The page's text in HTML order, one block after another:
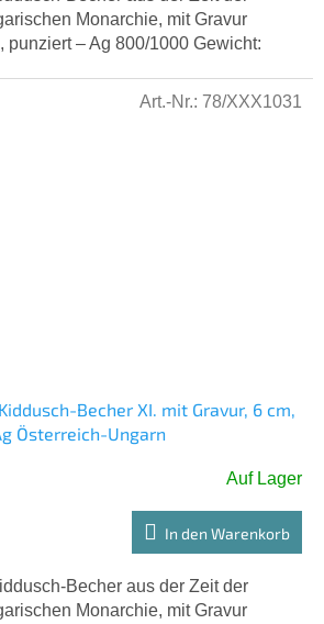
Monarchie, mit Gravur
punziert – Ag 800/1000 Gewicht:
Becher XI. mit Gravur, 6 cm,
Österreich-Ungarn
Auf Lager
In den Warenkorb
Becher aus der Zeit der
Monarchie, mit Gravur
Art.-Nr.: 78/XXX1031